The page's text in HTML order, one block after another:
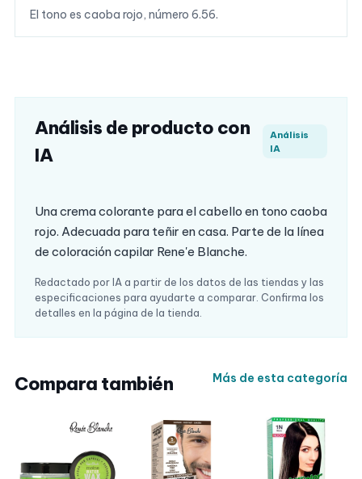
El tono es caoba rojo, número 6.56.
Análisis de producto con
IA
Análisis
IA
Una crema colorante para el cabello en tono caoba
rojo. Adecuada para teñir en casa. Parte de la línea
de coloración capilar Rene'e Blanche.
Redactado por IA a partir de los datos de las tiendas y las
especificaciones para ayudarte a comparar. Confirma los
detalles en la página de la tienda.
Compara también Más de esta categoría